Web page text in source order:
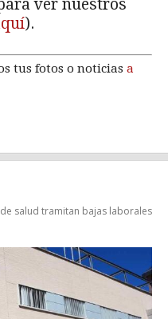
ver nuestros
).
tus fotos o noticias a